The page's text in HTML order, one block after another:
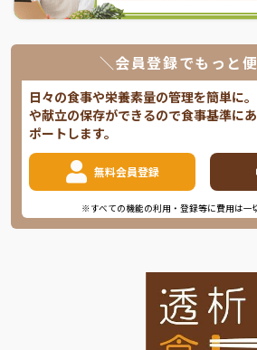
＼会員登録でもっと
日々の食事や栄養素量の管理を簡単に
や献立の保存ができるので食事基準に
ポートします。
無料会員登録
※すべての機能の利用・登録等に費用は一